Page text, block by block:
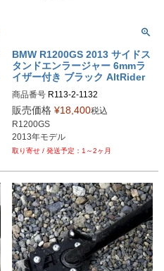
BMW R1200GS 2013 サイドス
タンドエンラージャー 6mmラ
イザー付き ブラック AltRider
商品番号 R113-2-1132
alt_R113-2-1132
販売価格 ¥18,400税込
R1200GS
2013年モデル
1～2ヶ月